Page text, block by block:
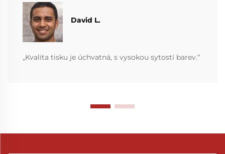
David L.
„Kvalita tisku je úchvatná, s vysokou sytostí barev.“